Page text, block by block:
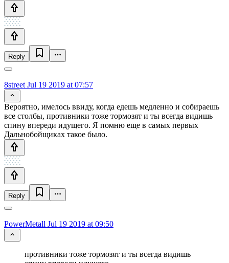
Reply
8street Jul 19 2019 at 07:57
Вероятно, имелось ввиду, когда едешь медленно и собираешь
все столбы, противники тоже тормозят и ты всегда видишь
спину впереди идущего. Я помню еще в самых первых
Дальнобойщиках такое было.
Reply
PowerMetall Jul 19 2019 at 09:50
противники тоже тормозят и ты всегда видишь